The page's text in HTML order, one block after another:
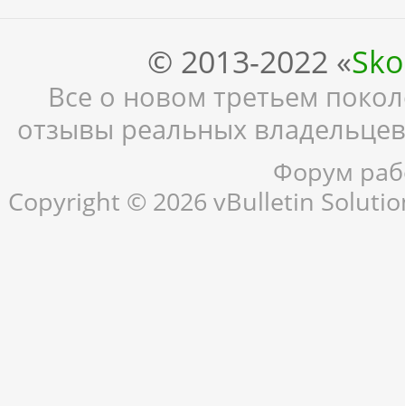
© 2013-2022 «
Все о новом третьем
отзывы реальных
Форум
Copyright © 2026 vBulletin